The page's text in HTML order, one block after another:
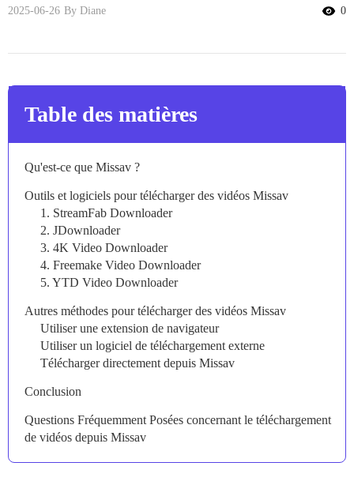
2025-06-26 By Diane 0
Table des matières
Qu'est-ce que Missav ?
Outils et logiciels pour télécharger des vidéos Missav
1. StreamFab Downloader
2. JDownloader
3. 4K Video Downloader
4. Freemake Video Downloader
5. YTD Video Downloader
Autres méthodes pour télécharger des vidéos Missav
Utiliser une extension de navigateur
Utiliser un logiciel de téléchargement externe
Télécharger directement depuis Missav
Conclusion
Questions Fréquemment Posées concernant le téléchargement
de vidéos depuis Missav